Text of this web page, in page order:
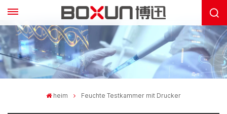
heim Feuchte Testkammer mit Drucker